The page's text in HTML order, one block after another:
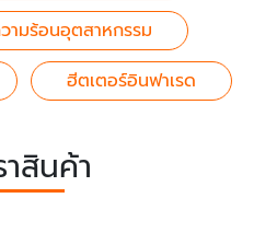
ามร้อนอุตสาหกรรม
ฮีตเตอร์อินฟาเรด
สินค้า